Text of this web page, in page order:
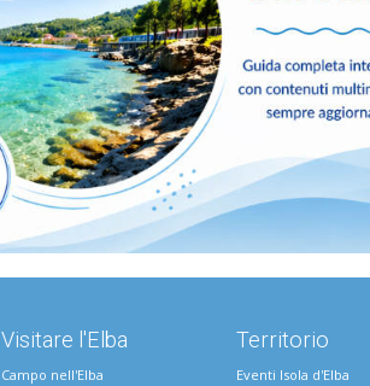
Visitare l'Elba
Campo nell'Elba
Territorio
Eventi Isola d'Elba